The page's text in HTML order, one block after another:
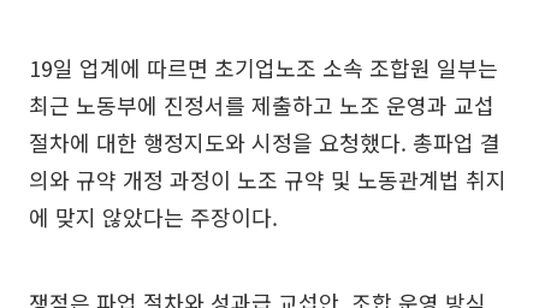
19일 업계에 따르면 초기업노조 소속 조합원 일부는
최근 노동부에 진정서를 제출하고 노조 운영과 교섭
절차에 대한 행정지도와 시정을 요청했다. 총파업 결
의와 규약 개정 과정이 노조 규약 및 노동관계법 취지
에 맞지 않았다는 주장이다.